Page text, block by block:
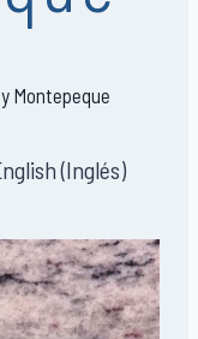
Montepeque
(Inglés)